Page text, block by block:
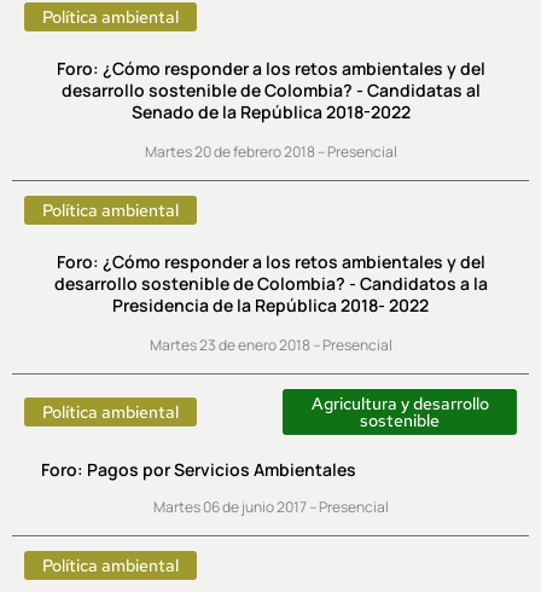
Política ambiental
Foro: ¿Cómo responder a los retos ambientales y del
desarrollo sostenible de Colombia? - Candidatas al
Senado de la República 2018-2022
Martes 20 de febrero 2018 – Presencial
Política ambiental
Foro: ¿Cómo responder a los retos ambientales y del
desarrollo sostenible de Colombia? - Candidatos a la
Presidencia de la República 2018- 2022
Martes 23 de enero 2018 – Presencial
Política ambiental Agricultura y desarrollo
sostenible
Foro: Pagos por Servicios Ambientales
Martes 06 de junio 2017 – Presencial
Política ambiental